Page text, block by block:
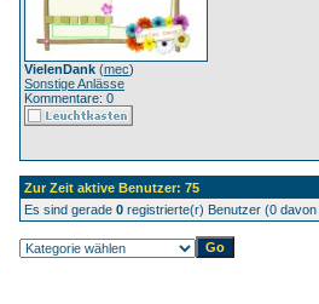
VielenDank (mec)
Sonstige Anlässe
Kommentare: 0
Zur Zeit aktive Benutzer: 75
Es sind gerade 0 registrierte(r) Benutzer (0